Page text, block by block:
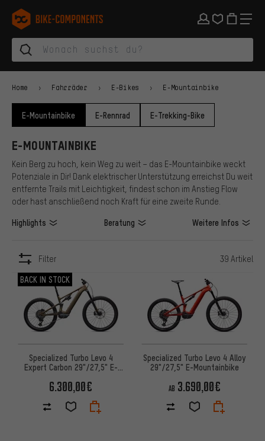
Zur Hauptnavigation springen
Zur Kategorienavigation springen
Zum Inhalt springen
Zu Marken und Newsletter springen
Zur Fußzeile springen
bike-components.de Startseite
Home Fahrräder E-Bikes E-Mountainbike
E-Mountainbike E-Rennrad E-Trekking-Bike
E-MOUNTAINBIKE
Kein Berg zu hoch, kein Weg zu weit – das E-Mountainbike weckt
Potenziale in Dir! Dank elektrischer Unterstützung erreichst Du weit
entfernte Trails mit Leichtigkeit, findest schon im Anstieg Flow
oder hast anschließend noch Kraft für eine zweite Runde.
Highlights Beratung Weitere Infos
Filter 39 Artikel
ARTIKEL
BACK IN STOCK
Specialized Turbo Levo 4
Expert Carbon 29"/27,5" E-
6.300,00€
Specialized Turbo Levo 4 Alloy
29"/27,5" E-Mountainbike
AB 3.690,00€